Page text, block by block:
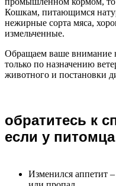
Кошкам, питающимся
нежирные сорта мяса,
измельченные.
Обращаем ваше внимание
только по назначению
животного и постановки
обратитесь к
если у питомца
Изменился аппетит